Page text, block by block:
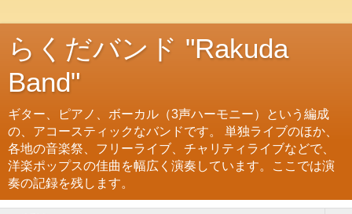
らくだバンド "Rakuda
Band"
ギター、ピアノ、ボーカル（3声ハーモニー）という編成
の、アコースティックなバンドです。 単独ライブのほか、
各地の音楽祭、フリーライブ、チャリティライブなどで、
洋楽ポップスの佳曲を幅広く演奏しています。ここでは演
奏の記録を残します。